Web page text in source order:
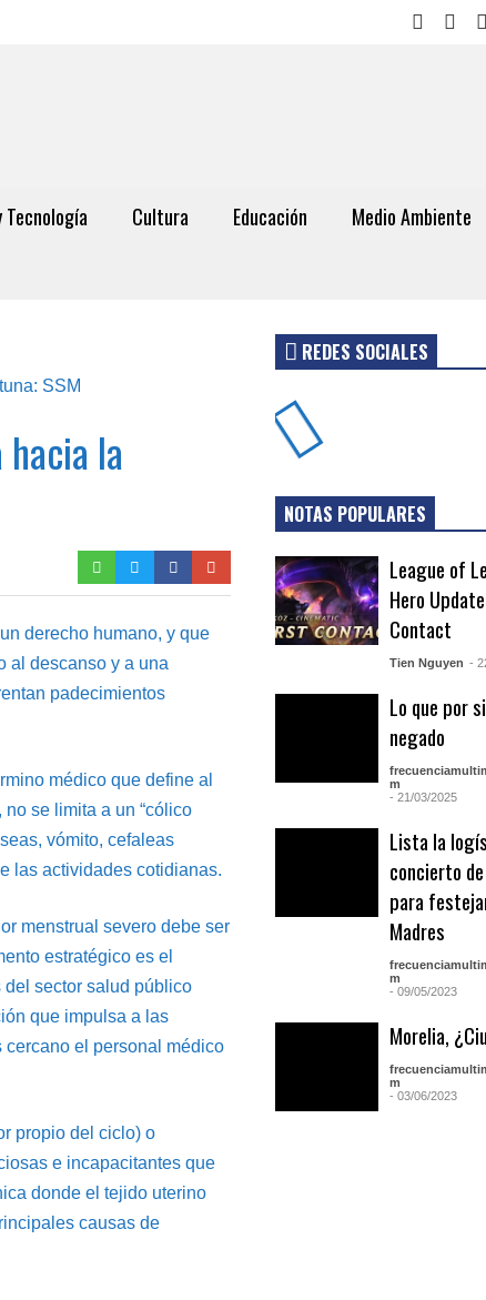
Tecnología Cultura Educación
Medio Ambiente
la
derecho humano, y que
al descanso y a una
padecimientos
médico que define al
se limita a un “cólico
vómito, cefaleas
las actividades cotidianas.
menstrual severo debe ser
estratégico es el
sector salud público
que impulsa a las
cercano el personal médico
propio del ciclo) o
e incapacitantes que
donde el tejido uterino
causas de
REDES SOCIALES
NOTAS POPULARES
League of
Hero
Contact
Tien Nguyen -
Lo que por
negado
m
- 21/03/2025
Lista la
concierto
para
Madres
m
- 09/05/2023
Morelia,
m
- 03/06/2023